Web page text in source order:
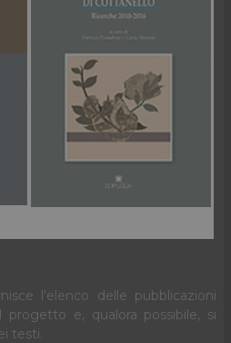
l'elenco delle pubblicazioni
progetto e, qualora possibile, si
testi.